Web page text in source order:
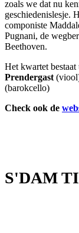
zoals we dat nu
geschiedenislesje.
componiste
Pugnani, de
Beethoven.
Het kwartet bestaat
Prendergast
(barokcello)
Check ook de
S'DAM